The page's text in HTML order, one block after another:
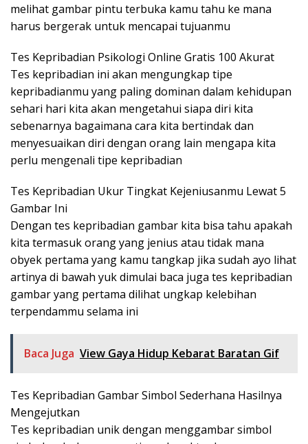
melihat gambar pintu terbuka kamu tahu ke mana
harus bergerak untuk mencapai tujuanmu
Tes Kepribadian Psikologi Online Gratis 100 Akurat
Tes kepribadian ini akan mengungkap tipe
kepribadianmu yang paling dominan dalam kehidupan
sehari hari kita akan mengetahui siapa diri kita
sebenarnya bagaimana cara kita bertindak dan
menyesuaikan diri dengan orang lain mengapa kita
perlu mengenali tipe kepribadian
Tes Kepribadian Ukur Tingkat Kejeniusanmu Lewat 5
Gambar Ini
Dengan tes kepribadian gambar kita bisa tahu apakah
kita termasuk orang yang jenius atau tidak mana
obyek pertama yang kamu tangkap jika sudah ayo lihat
artinya di bawah yuk dimulai baca juga tes kepribadian
gambar yang pertama dilihat ungkap kelebihan
terpendammu selama ini
Baca Juga View Gaya Hidup Kebarat Baratan Gif
Tes Kepribadian Gambar Simbol Sederhana Hasilnya
Mengejutkan
Tes kepribadian unik dengan menggambar simbol